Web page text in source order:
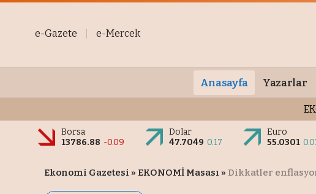
e-Gazete e-Mercek
Anasayfa Yazarlar
Borsa
13786.88 -0.09
Dolar
47.7049 0.17
Euro
55.0301
Ekonomi Gazetesi » EKONOMİ Masası » Dikkatler